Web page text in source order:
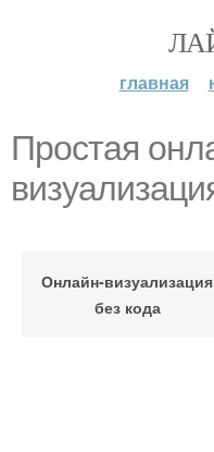
главная
Простая
Онлайн-визуализация
без кода